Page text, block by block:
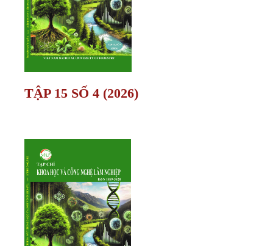
TẬP 15 SỐ 4 (2026)